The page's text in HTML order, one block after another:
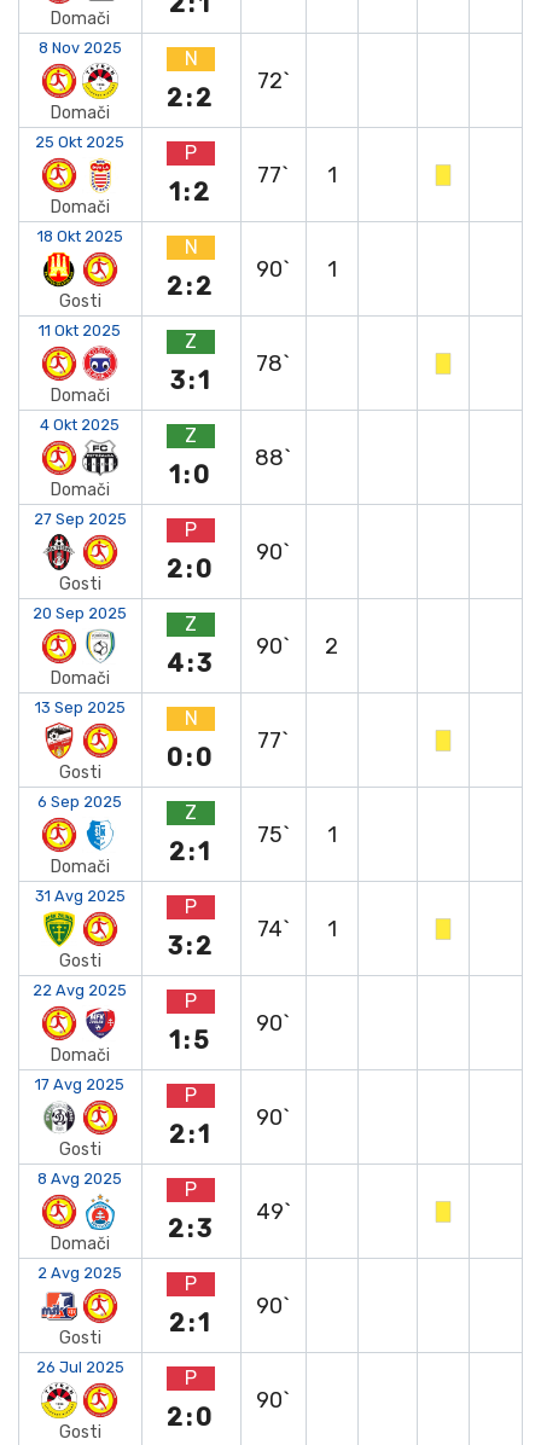
Domači
8 Nov 2025
Domači
N
2:2
72`
25 Okt 2025
Domači
P
1:2
77` 1
18 Okt 2025
Gosti
N
2:2
90` 1
11 Okt 2025
Domači
Z
3:1
78`
4 Okt 2025
Domači
Z
1:0
88`
27 Sep 2025
Gosti
P
2:0
90`
20 Sep 2025
Domači
Z
4:3
90` 2
13 Sep 2025
Gosti
N
0:0
77`
6 Sep 2025
Domači
Z
2:1
75` 1
31 Avg 2025
Gosti
P
3:2
74` 1
22 Avg 2025
Domači
P
1:5
90`
17 Avg 2025
Gosti
P
2:1
90`
8 Avg 2025
Domači
P
2:3
49`
2 Avg 2025
Gosti
P
2:1
90`
26 Jul 2025
Gosti
P
2:0
90`